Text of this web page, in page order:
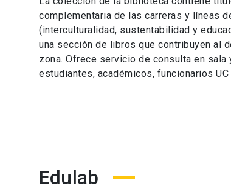
complementaria de las carreras y líneas
(interculturalidad, sustentabilidad y
una sección de libros que contribuyen al
zona. Ofrece servicio de consulta en
estudiantes, académicos, funcionarios
Edulab